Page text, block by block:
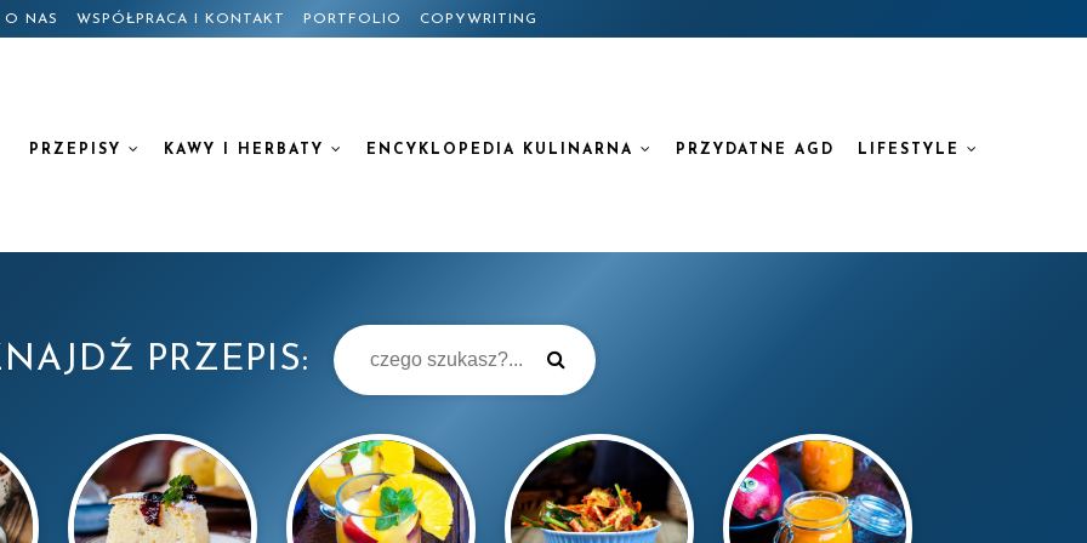
O NAS WSPÓŁPRACA I KONTAKT PORTFOLIO COPYWRITING
PRZEPISY KAWY I HERBATY ENCYKLOPEDIA KULINARNA PRZYDATNE AGD LIFESTYLE
PRZEPIS: